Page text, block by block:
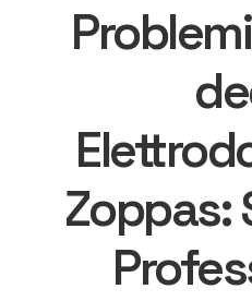
Zoppas: